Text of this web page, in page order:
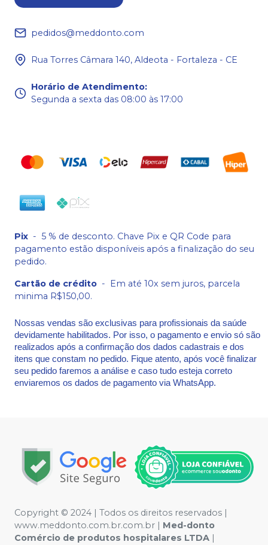
pedidos@meddonto.com
Rua Torres Câmara 140, Aldeota - Fortaleza - CE
Horário de Atendimento:
Segunda a sexta das 08:00 às 17:00
Pix - 5 % de desconto. Chave Pix e QR Code para
pagamento estão disponíveis após a finalização do seu
pedido.
Cartão de crédito - Em até 10x sem juros, parcela
minima R$150,00.
Nossas vendas são exclusivas para profissionais da saúde
devidamente habilitados. Por isso, o pagamento e envio só são
realizados após a confirmação dos dados cadastrais e dos
itens que constam no pedido. Fique atento, após você finalizar
seu pedido faremos a análise e caso tudo esteja correto
enviaremos os dados de pagamento via WhatsApp.
Copyright © 2024 | Todos os direitos reservados |
www.meddonto.com.br.com.br | Med-donto
Comércio de produtos hospitalares LTDA |